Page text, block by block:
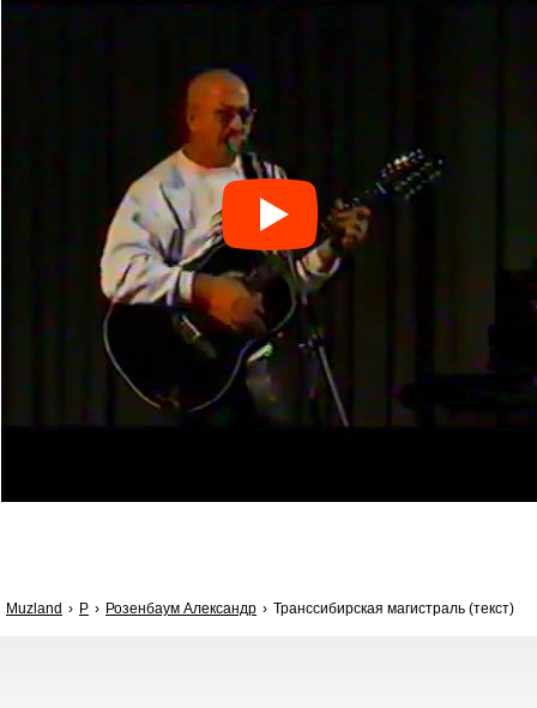
Muzland Р Розенбаум Александр Транссибирская магистраль (текст)